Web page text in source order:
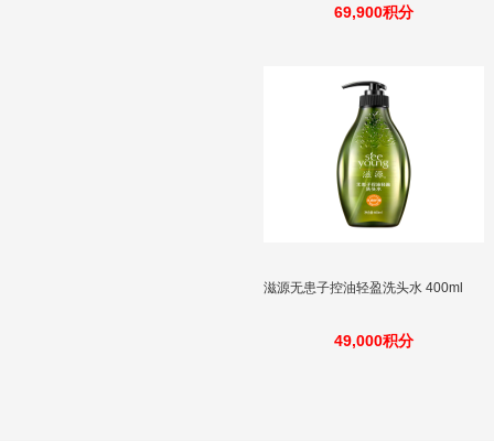
69,900积分
滋源无患子控油轻盈洗头水 400ml
49,000积分